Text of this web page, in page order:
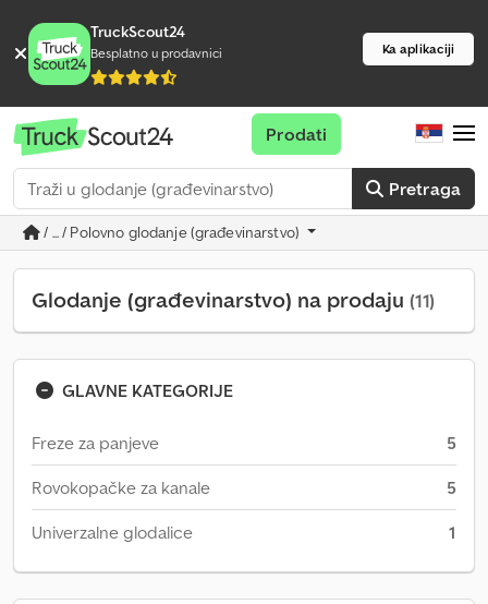
TruckScout24
Besplatno u prodavnici Ka aplikaciji
Pretraga
Prodati
/ ... / Polovno glodanje (građevinarstvo)
Glodanje (građevinarstvo) na prodaju (11)
GLAVNE KATEGORIJE
Freze za panjeve 5
Rovokopačke za kanale 5
Univerzalne glodalice 1